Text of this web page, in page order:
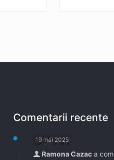
Comentarii recente
19 mai 2025
Ramona Cazac a